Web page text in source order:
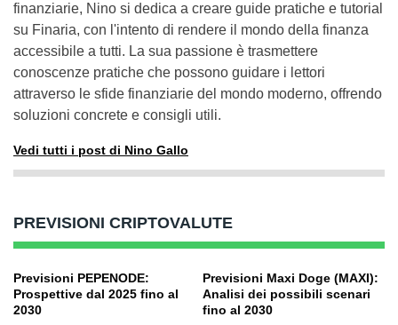
finanziarie, Nino si dedica a creare guide pratiche e tutorial
su Finaria, con l'intento di rendere il mondo della finanza
accessibile a tutti. La sua passione è trasmettere
conoscenze pratiche che possono guidare i lettori
attraverso le sfide finanziarie del mondo moderno, offrendo
soluzioni concrete e consigli utili.
Vedi tutti i post di Nino Gallo
PREVISIONI CRIPTOVALUTE
Previsioni PEPENODE:
Prospettive dal 2025 fino al
2030
Previsioni Maxi Doge (MAXI):
Analisi dei possibili scenari
fino al 2030